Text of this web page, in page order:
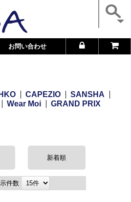
お問い合わせ
CAPEZIO
SANSHA
Wear Moi GRAND PRIX
新着順
件数